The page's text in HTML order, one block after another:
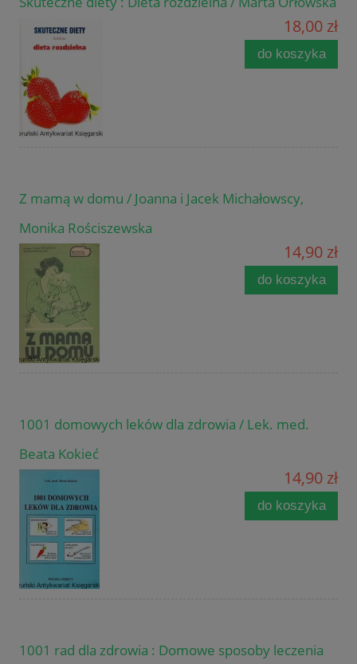
18,00 zł
do koszyka
Z mamą w domu / Joanna i Jacek Michałowscy,
Monika Rościszewska
14,90 zł
do koszyka
1001 domowych leków dla zdrowia / Lek. med.
Beata Kokieć
14,90 zł
do koszyka
1001 rad dla zdrowia : Domowe sposoby leczenia